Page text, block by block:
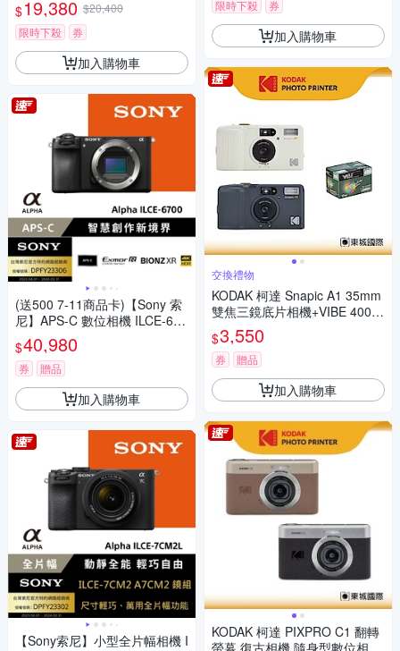
$19,380 $20,400
限時下殺
券
加入購物車
(送500 7-11商品卡)【Sony 索
尼】APS-C 數位相機 ILCE-670
0 單機身 (公司貨 保固18+6個
月)
$40,980
券 贈品
加入購物車
【Sony索尼】小型全片幅相機 I
限時下殺
券
加入購物車
交換禮物
KODAK 柯達 Snapic A1 35mm
雙焦三鏡底片相機+VIBE 400底
片組
$3,550
券 贈品
加入購物車
KODAK 柯達 PIXPRO C1 翻轉